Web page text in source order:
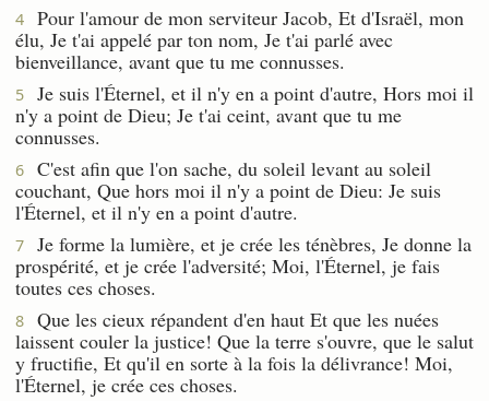
4
Pour l'amour de mon serviteur Jacob, Et d'Israël, mon
élu, Je t'ai appelé par ton nom, Je t'ai parlé avec
bienveillance, avant que tu me connusses.
5
Je suis l'Éternel, et il n'y en a point d'autre, Hors moi il
n'y a point de Dieu; Je t'ai ceint, avant que tu me
connusses.
6
C'est afin que l'on sache, du soleil levant au soleil
couchant, Que hors moi il n'y a point de Dieu: Je suis
l'Éternel, et il n'y en a point d'autre.
7
Je forme la lumière, et je crée les ténèbres, Je donne la
prospérité, et je crée l'adversité; Moi, l'Éternel, je fais
toutes ces choses.
8
Que les cieux répandent d'en haut Et que les nuées
laissent couler la justice! Que la terre s'ouvre, que le salut
y fructifie, Et qu'il en sorte à la fois la délivrance! Moi,
l'Éternel, je crée ces choses.